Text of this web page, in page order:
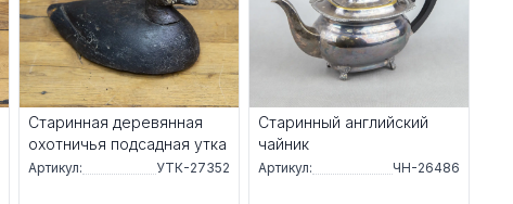
Старинная деревянная
охотничья подсадная утка
Артикул: УТК-27352
Старинный aнглийcкий
чайник
Артикул: ЧН-26486